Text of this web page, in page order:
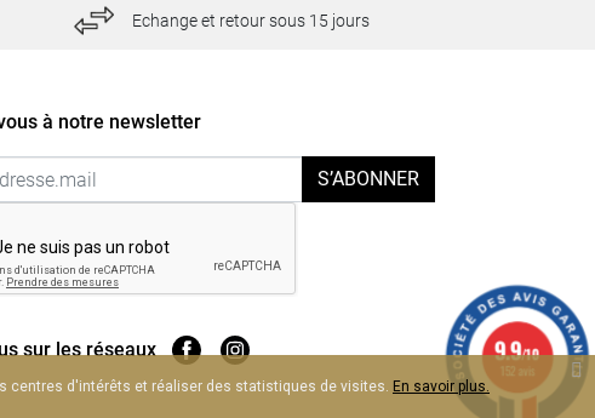
Echange et retour sous 15 jours
à notre newsletter
S’ABONNER
sur les réseaux
centres d'intérêts et réaliser des statistiques de visites. En savoir plus.
9.9/10
152 avis